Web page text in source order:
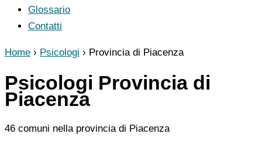
Glossario
Contatti
Home › Psicologi › Provincia di Piacenza
Psicologi Provincia di
Piacenza
46 comuni nella provincia di Piacenza